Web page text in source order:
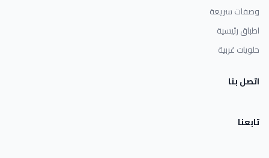
وصفات سريعة
اطباق رئيسية
حلويات غربية
اتصل بنا
تابعنا